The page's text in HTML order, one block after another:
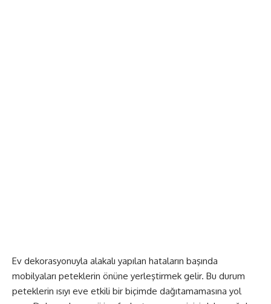
Ev dekorasyonuyla alakalı yapılan hataların başında
mobilyaları peteklerin önüne yerleştirmek gelir. Bu durum
peteklerin ısıyı eve etkili bir biçimde dağıtamamasına yol